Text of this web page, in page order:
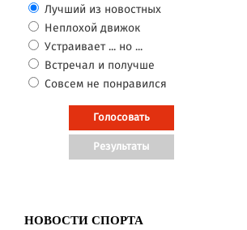
Лучший из новостных
Неплохой движок
Устраивает ... но ...
Встречал и получше
Совсем не понравился
НОВОСТИ СПОРТА